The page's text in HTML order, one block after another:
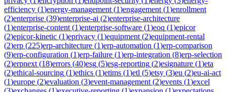
efficiency (1)energy-management (1)engagement (1)enrollment
(2)enterprise (39)enterprise-ai (2)enterprise-architecture
(1)enterprise-content (1)enterprise-software (1)eoq (1)epicor
(2)epicor-kinetic (1)eprivacy (1)equipment (2)equipment-rental
(2)erp (225)erp-architecture (1)erp-automation (1)erp-comparison
(9)erp-configuration (1)erp-failure (1)erp-integration (8)erp-selection
(2)erpnext (18)errors (40)esg (5)esg-reporting (2)esignature (1)eta
(2)ethical-sourcing (1)ethics (1)etims (1)etl (5)etsy (3)eu (2)eu-ai-act
(1)europe (2)evaluation (3)event-management (2)events (1)excel